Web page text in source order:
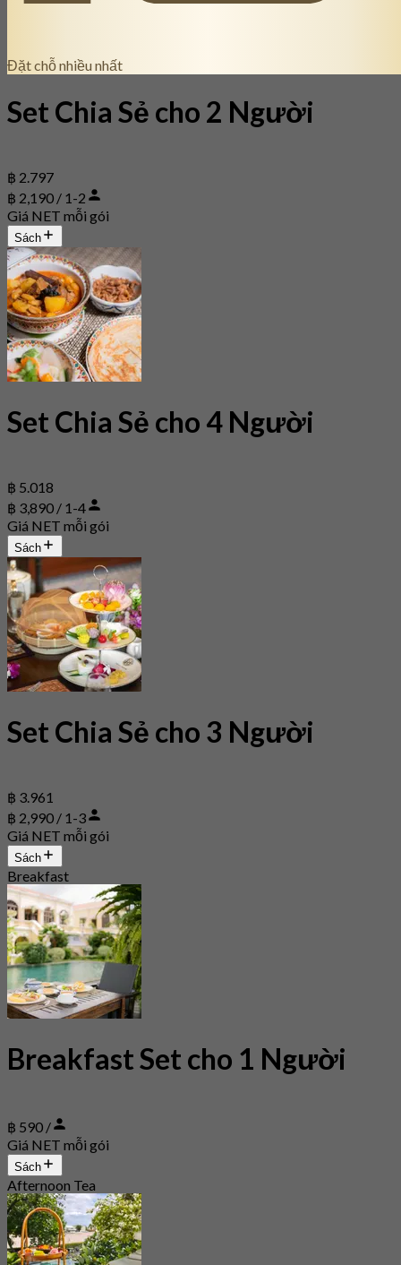
Đặt chỗ nhiều nhất
Set Chia Sẻ cho 2 Người
฿ 2.797
฿ 2,190 / 1-2
Giá NET mỗi gói
Sách
Set Chia Sẻ cho 4 Người
฿ 5.018
฿ 3,890 / 1-4
Giá NET mỗi gói
Sách
Set Chia Sẻ cho 3 Người
฿ 3.961
฿ 2,990 / 1-3
Giá NET mỗi gói
Sách
Breakfast
Breakfast Set cho 1 Người
฿ 590 /
Giá NET mỗi gói
Sách
Afternoon Tea